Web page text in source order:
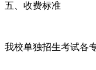
五、收费标准
我校单独招生考试各